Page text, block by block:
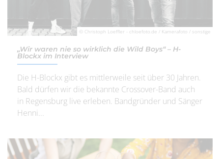
© Christoph Loeffler - chloefoto.de / Kamerafoto / sonstige
„Wir waren nie so wirklich die Wild Boys“ – H-
Blockx im Interview
Die H-Blockx gibt es mittlerweile seit über 30 Jahren.
Bald dürfen wir die bekannte Crossover-Band auch
in Regensburg live erleben. Bandgründer und Sänger
Henni...